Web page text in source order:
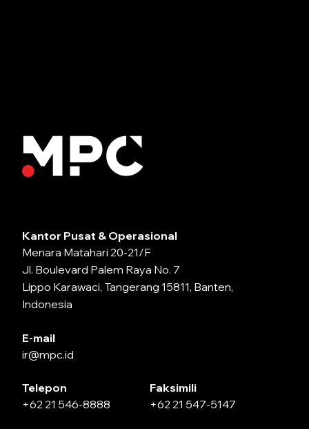
Kantor Pusat & Operasional
Menara Matahari 20-21/F
Jl. Boulevard Palem Raya No. 7
Lippo Karawaci, Tangerang 15811, Banten,
Indonesia
E-mail
ir@mpc.id
Telepon
+62 21 546-8888
Faksimili
+62 21 547-5147